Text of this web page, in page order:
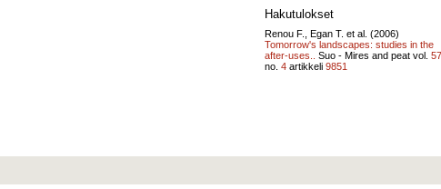
Hakutulokset
Renou F., Egan T. et al. (2006)
Tomorrow's landscapes: studies in the
after-uses..
Suo - Mires and peat vol. 57
no. 4 artikkeli 9851